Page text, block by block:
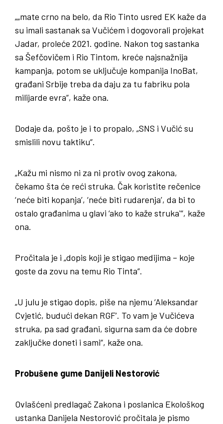
„„mate crno na belo, da Rio Tinto usred EK kaže da
su imali sastanak sa Vučićem i dogovorali projekat
Jadar, proleće 2021. godine. Nakon tog sastanka
sa Šefčovičem i Rio Tintom, kreće najsnažnija
kampanja, potom se uključuje kompanija InoBat,
građani Srbije treba da daju za tu fabriku pola
milijarde evra“, kaže ona.
Dodaje da, pošto je i to propalo, „SNS i Vučić su
smislili novu taktiku“.
„Kažu mi nismo ni za ni protiv ovog zakona,
čekamo šta će reći struka. Čak koristite rečenice
‘neće biti kopanja’, ‘neće biti rudarenja’, da bi to
ostalo građanima u glavi ‘ako to kaže struka'“, kaže
ona.
Pročitala je i „dopis koji je stigao medijima – koje
goste da zovu na temu Rio Tinta“.
„U julu je stigao dopis, piše na njemu ‘Aleksandar
Cvjetić, budući dekan RGF’. To vam je Vučićeva
struka, pa sad građani, sigurna sam da će dobre
zaključke doneti i sami“, kaže ona.
Probušene gume Danijeli Nestorović
Ovlašćeni predlagač Zakona i poslanica Ekološkog
ustanka Danijela Nestorović pročitala je pismo